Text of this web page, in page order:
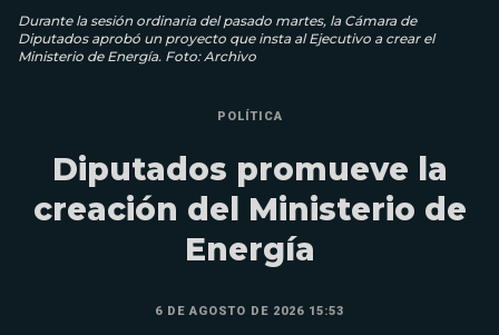
Durante la sesión ordinaria del pasado martes, la Cámara de
Diputados aprobó un proyecto que insta al Ejecutivo a crear el
Ministerio de Energía. Foto: Archivo
POLÍTICA
Diputados promueve la
creación del Ministerio de
Energía
6 DE AGOSTO DE 2026 15:53